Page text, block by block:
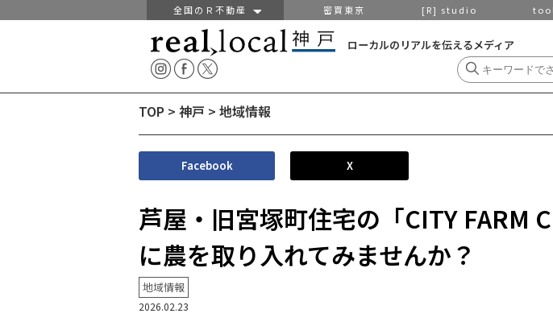
全国のＲ不動産 密買東京 [R] studio
ローカルのリアルを伝えるメディア
TOP > 神戸 > 地域情報
Facebook X
芦屋・旧宮塚町住宅の「CITY FARM
に農を取り入れてみませんか？
地域情報
2026.02.23